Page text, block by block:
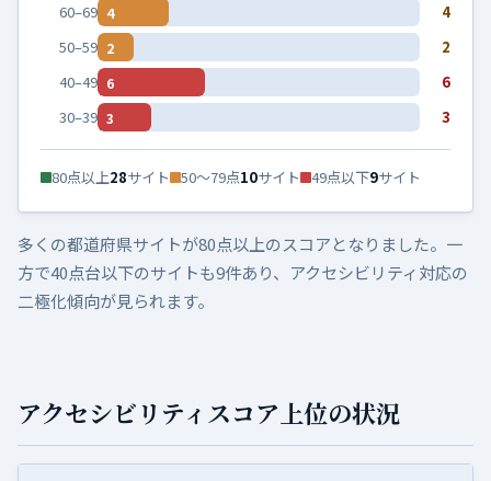
60–69 4
4
50–59 2
2
40–49 6
6
30–39 3 3
80点以上28サイト 50〜79点10サイト 49点以下9サイト
多くの都道府県サイトが80点以上のスコアとなりました。一
方で40点台以下のサイトも9件あり、アクセシビリティ対応の
二極化傾向が見られます。
アクセシビリティスコア上位の状況